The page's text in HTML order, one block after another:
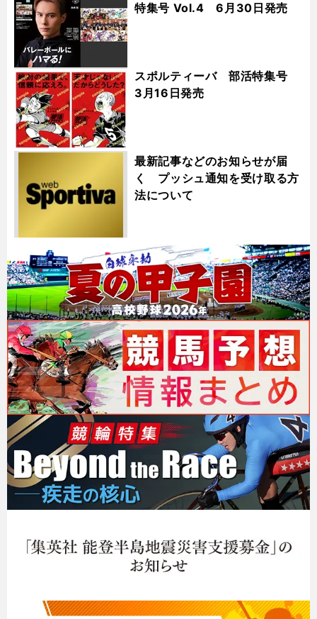
特集号 Vol.4 6月30日発売
スポルティーバ 部活特集号
3月16日発売
最新記事などのお知らせが届
く プッシュ通知を受け取る方
法について